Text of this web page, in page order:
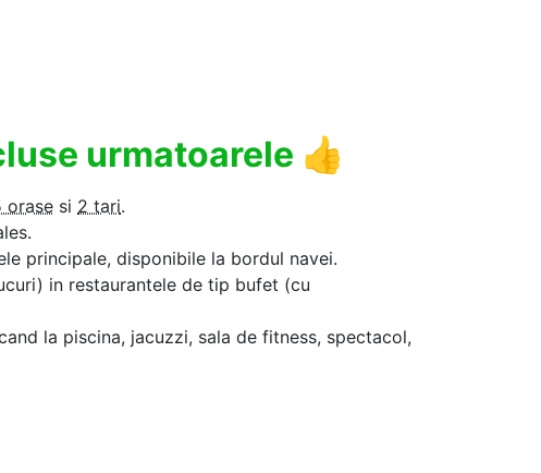
urmatoarele 👍
orase si 2 tari.
principale, disponibile la bordul navei.
in restaurantele de tip bufet (cu
la piscina, jacuzzi, sala de fitness, spectacol,